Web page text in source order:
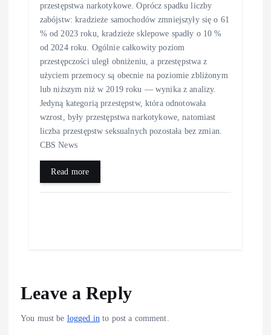
przestępstwa narkotykowe. Oprócz spadku liczby
zabójstw: kradzieże samochodów zmniejszyły się o 61
% od 2023 roku, kradzieże sklepowe spadły o 10 %
od 2024 roku. Ogólnie całkowity poziom
przestępczości uległ obniżeniu, a przestępstwa z
użyciem przemocy są obecnie na poziomie zbliżonym
lub niższym niż w 2019 roku — wynika z analizy.
Jedyną kategorią przestępstw, która odnotowała
wzrost, były przestępstwa narkotykowe, natomiast
liczba przestępstw seksualnych pozostała bez zmian.
CBS News
Read more
Leave a Reply
You must be logged in to post a comment.